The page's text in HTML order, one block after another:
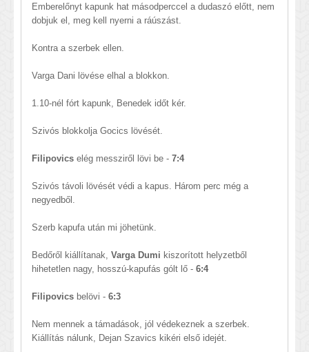
Emberelőnyt kapunk hat másodperccel a dudaszó előtt, nem
dobjuk el, meg kell nyerni a ráúszást.
Kontra a szerbek ellen.
Varga Dani lövése elhal a blokkon.
1.10-nél fórt kapunk, Benedek időt kér.
Szivós blokkolja Gocics lövését.
Filipovics elég messziről lövi be - 7:4
Szivós távoli lövését védi a kapus. Három perc még a
negyedből.
Szerb kapufa után mi jöhetünk.
Bedőről kiállítanak, Varga Dumi kiszorított helyzetből
hihetetlen nagy, hosszú-kapufás gólt lő - 6:4
Filipovics belövi - 6:3
Nem mennek a támadások, jól védekeznek a szerbek.
Kiállítás nálunk, Dejan Szavics kikéri első idejét.